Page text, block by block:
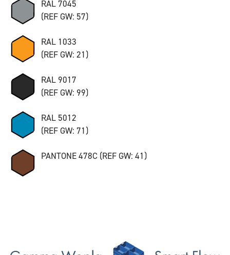
RAL 7045
(REF GW: 57)
RAL 1033
(REF GW: 21)
RAL 9017
(REF GW: 99)
RAL 5012
(REF GW: 71)
PANTONE 478C (REF GW: 41)